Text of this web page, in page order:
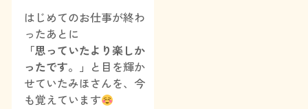
はじめてのお仕事が終わ
ったあとに
「思っていたより楽しか
ったです。」 と目を輝か
せていたみほさんを、今
も覚えています